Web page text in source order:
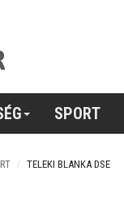
SPORT
TELEKI BLANKA DSE